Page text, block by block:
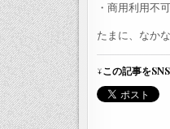
・商用利用不可
たまに、なか
↓この記事を